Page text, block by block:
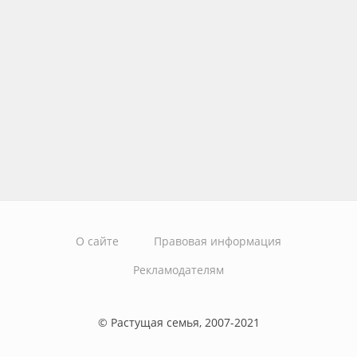
О сайте
Правовая информация
Рекламодателям
© Растущая семья, 2007-2021